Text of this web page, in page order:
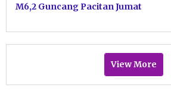
M6,2 Guncang Pacitan Jumat
View More